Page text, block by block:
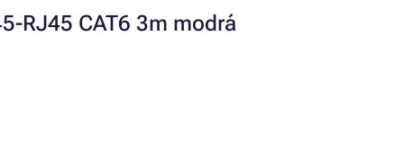
RJ45 CAT6 3m modrá